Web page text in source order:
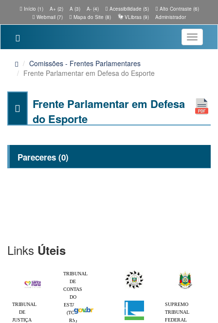
Início (1) A+ (2) A (3) A- (4) Acessibilidade (5)
Alto Contraste (6)
Webmail (7)
Mapa do Site (8) VLibras (9) Administrador
Toggle
Comissões - Frentes Parlamentares
Frente Parlamentar em Defesa do Esporte
Frente Parlamentar em Defesa
do Esporte
Pareceres (0)
Links Úteis
TRIBUNAL
DE
CONTAS
DO
ESTADO
(TCE-
RS)
TRIBUNAL
DE
JUSTIÇA
SUPREMO
TRIBUNAL
FEDERAL